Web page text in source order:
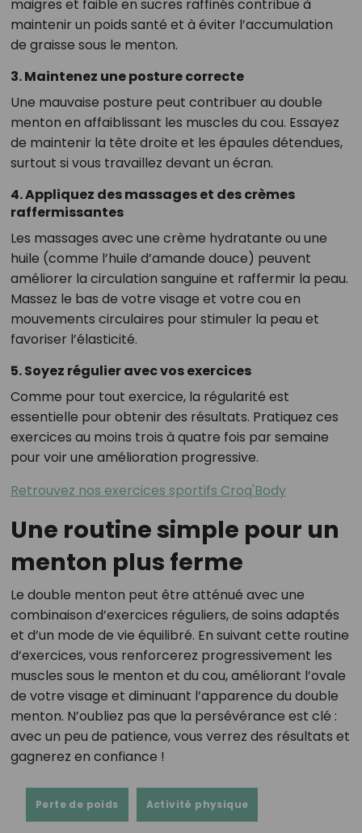
maigres et faible en sucres raffinés contribue à
maintenir un poids santé et à éviter l’accumulation
de graisse sous le menton.
3. Maintenez une posture correcte
Une mauvaise posture peut contribuer au double
menton en affaiblissant les muscles du cou. Essayez
de maintenir la tête droite et les épaules détendues,
surtout si vous travaillez devant un écran.
4. Appliquez des massages et des crèmes
raffermissantes
Les massages avec une crème hydratante ou une
huile (comme l’huile d’amande douce) peuvent
améliorer la circulation sanguine et raffermir la peau.
Massez le bas de votre visage et votre cou en
mouvements circulaires pour stimuler la peau et
favoriser l’élasticité.
5. Soyez régulier avec vos exercices
Comme pour tout exercice, la régularité est
essentielle pour obtenir des résultats. Pratiquez ces
exercices au moins trois à quatre fois par semaine
pour voir une amélioration progressive.
Retrouvez nos exercices sportifs Croq'Body
Une routine simple pour un
menton plus ferme
Le double menton peut être atténué avec une
combinaison d’exercices réguliers, de soins adaptés
et d’un mode de vie équilibré. En suivant cette routine
d’exercices, vous renforcerez progressivement les
muscles sous le menton et du cou, améliorant l’ovale
de votre visage et diminuant l’apparence du double
menton. N’oubliez pas que la persévérance est clé :
avec un peu de patience, vous verrez des résultats et
gagnerez en confiance !
Perte de poids Activité physique